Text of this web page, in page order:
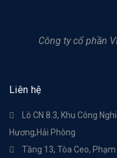
Công ty cổ phần
Liên hệ
Lô CN 8.3, Khu Công
Hương,Hải Phòng
Tầng 13, Tòa Ceo,